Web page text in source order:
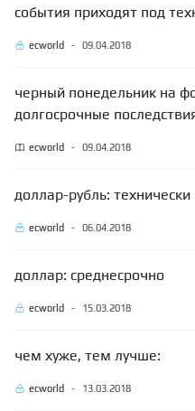
события приходят под
ecworld - 09.04.2018
черный понедельник на
долгосрочные
ecworld - 09.04.2018
доллар-рубль: технически
ecworld - 06.04.2018
доллар: среднесрочно
ecworld - 15.03.2018
чем хуже, тем лучше:
ecworld - 13.03.2018